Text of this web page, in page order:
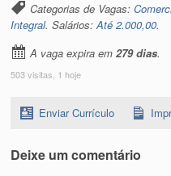
Categorias de Vagas:
Integral. Salários:Até 2.000,00.
A vaga expira em279 dias.
503 visitas, 1 hoje
Enviar Currículo
Deixe um comentário